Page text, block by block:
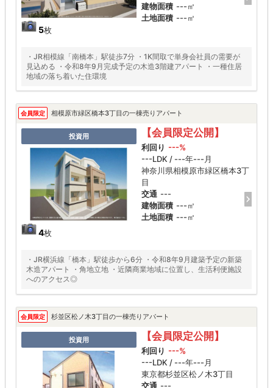
5枚
建物面積 ---㎡
土地面積 ---㎡
・JR相模線「南橋本」駅徒歩7分 ・1K間取で単身会社員の需要が
見込める ・令和8年9月完成予定の木造3階建アパート ・一種住居
地域の落ち着いた住環境
会員限定 相模原市緑区橋本3丁目の一棟売りアパート
投資用
4枚
【会員限定公開】
利回り ---%
---LDK / ---年---月
神奈川県相模原市緑区橋本3丁
目
交通 ---
建物面積 ---㎡
土地面積 ---㎡
・JR横浜線「橋本」駅徒歩から6分 ・令和8年9月建築予定の新築
木造アパート ・角地立地 ・近隣商業地域に位置し、生活利便施設
へのアクセス◎
会員限定 杉並区松ノ木3丁目の一棟売りアパート
投資用 【会員限定公開】
利回り ---%
---LDK / ---年---月
東京都杉並区松ノ木3丁目
交通 ---